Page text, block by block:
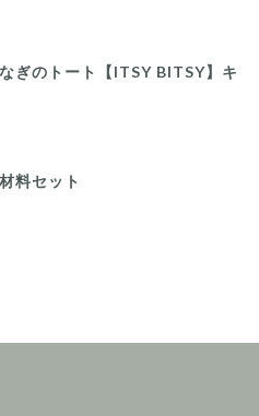
ぎのトート【ITSY BITSY】キ
料セット